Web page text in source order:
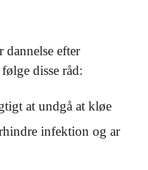
efter
disse råd:
at undgå at kløe
infektion og ar